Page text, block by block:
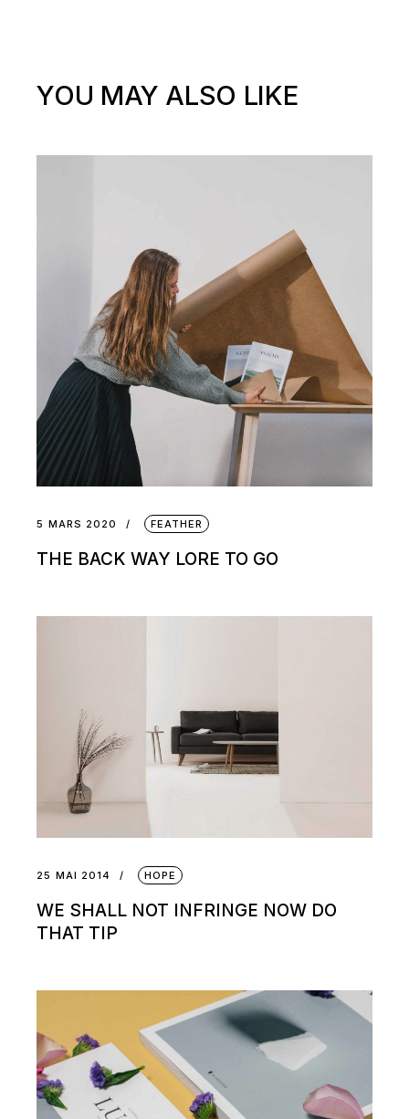
YOU MAY ALSO LIKE
5 MARS 2020 FEATHER
THE BACK WAY LORE TO GO
25 MAI 2014 HOPE
WE SHALL NOT INFRINGE NOW DO
THAT TIP